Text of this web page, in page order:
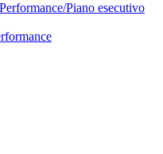
Piano esecutivo